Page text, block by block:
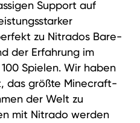
Support auf
zu Nitrados Bare-
der Erfahrung im
Spielen. Wir haben
das größte Minecraft-
der Welt zu
mit Nitrado werden